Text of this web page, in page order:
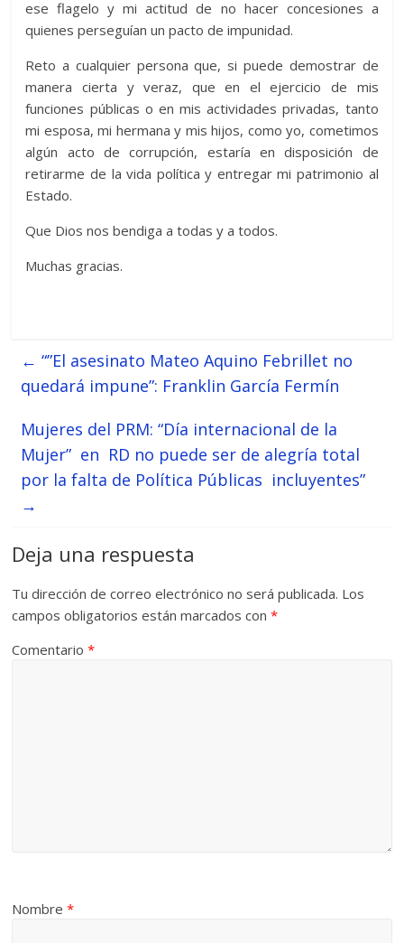
ese flagelo y mi actitud de no hacer concesiones a
quienes perseguían un pacto de impunidad.
Reto a cualquier persona que, si puede demostrar de
manera cierta y veraz, que en el ejercicio de mis
funciones públicas o en mis actividades privadas, tanto
mi esposa, mi hermana y mis hijos, como yo, cometimos
algún acto de corrupción, estaría en disposición de
retirarme de la vida política y entregar mi patrimonio al
Estado.
Que Dios nos bendiga a todas y a todos.
Muchas gracias.
← “”El asesinato Mateo Aquino Febrillet no
quedará impune”: Franklin García Fermín
Mujeres del PRM: “Día internacional de la
Mujer” en RD no puede ser de alegría total
por la falta de Política Públicas incluyentes”
→
Deja una respuesta
Tu dirección de correo electrónico no será publicada. Los
campos obligatorios están marcados con*
Comentario*
Nombre*